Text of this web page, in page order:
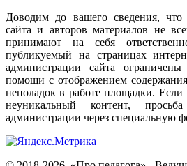
Доводим до вашего сведения, что
сайта и авторов материалов не
принимают на себя
публикуемый на страницах
администрации сайта ограничены
помощи с отображением
неполадок в работе площадки.
неуникальный контент,
администрации через специальную